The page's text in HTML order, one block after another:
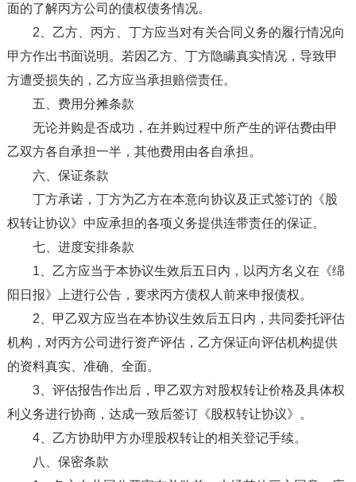
面的了解丙方公司的债权债务情况。
2、乙方、丙方、丁方应当对有关合同义务的履行情况向
甲方作出书面说明。若因乙方、丁方隐瞒真实情况，导致甲
方遭受损失的，乙方应当承担赔偿责任。
五、费用分摊条款
无论并购是否成功，在并购过程中所产生的评估费由甲
乙双方各自承担一半，其他费用由各自承担。
六、保证条款
丁方承诺，丁方为乙方在本意向协议及正式签订的《股
权转让协议》中应承担的各项义务提供连带责任的保证。
七、进度安排条款
1、乙方应当于本协议生效后五日内，以丙方名义在《绵
阳日报》上进行公告，要求丙方债权人前来申报债权。
2、甲乙双方应当在本协议生效后五日内，共同委托评估
机构，对丙方公司进行资产评估，乙方保证向评估机构提供
的资料真实、准确、全面。
3、评估报告作出后，甲乙双方对股权转让价格及具体权
利义务进行协商，达成一致后签订《股权转让协议》。
4、乙方协助甲方办理股权转让的相关登记手续。
八、保密条款